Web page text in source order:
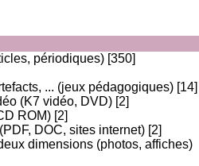
périodiques) [350]
... (jeux pédagogiques) [14]
(K7 vidéo, DVD) [2]
ROM) [2]
DOC, sites internet) [2]
dimensions (photos, affiches)